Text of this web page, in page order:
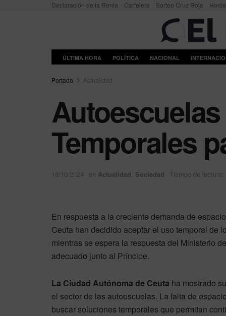
Declaración de la Renta Cartelera Sorteo Cruz Roja
ÚLTIMA HORA POLÍTICA NACIONAL
Portada Actualidad
Temporales
18/10/2024 en Actualidad, Sociedad Tiempo de lectura:
En respuesta a la creciente demanda de
Ceuta han decidido aceptar el uso temporal de
mientras se espera la respuesta del Ministerio
adecuado junto al Príncipe.
La Ciudad Autónoma de Ceuta ha mostrado
el sector de las autoescuelas. La falta de
buscar soluciones temporales que permitan